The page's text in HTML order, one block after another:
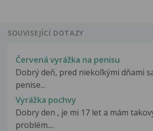
SOUVISEJÍCÍ DOTAZY
Červená vyrážka na penisu
Dobrý deň, pred niekoľkými dňami
penise...
Vyrážka pochvy
Dobry den , je mi 17 let a mám
problém....